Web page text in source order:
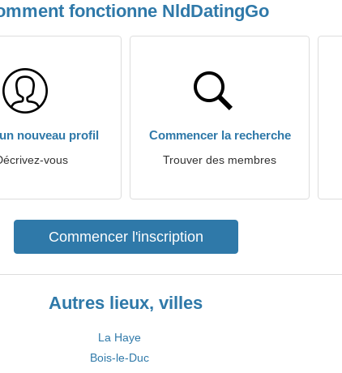
fonctionne NldDatingGo
nouveau profil
vous
Commencer la recherche
Trouver des membres
Commencer l'inscription
Autres lieux, villes
La Haye
Bois-le-Duc